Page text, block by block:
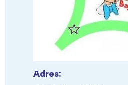
Adres: